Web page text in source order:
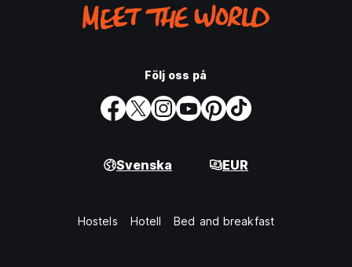
Följ oss på
Svenska EUR
Hostels Hotell Bed and breakfast